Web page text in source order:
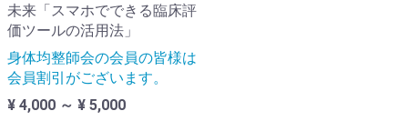
未来「スマホでできる臨床評
価ツールの活用法」
身体均整師会の会員の皆様は
会員割引がございます。
¥ 4,000 ～ ¥ 5,000